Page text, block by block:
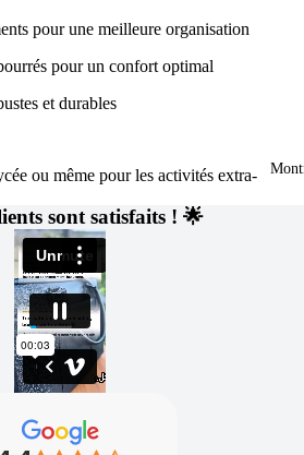
pour une meilleure organisation
pour un confort optimal
et durables
ou même pour les activités extra-
sont satisfaits ! 🌟